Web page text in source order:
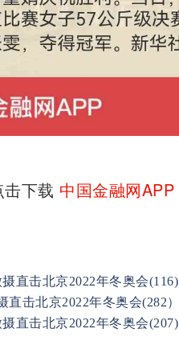
下载 中国金融网APP
直击北京2022年冬奥会(116)
击北京2022年冬奥会(282）
直击北京2022年冬奥会(207)